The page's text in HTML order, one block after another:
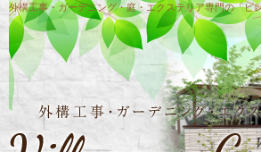
外構工事・ガーデニング・庭・エクステリア専門の「ビ